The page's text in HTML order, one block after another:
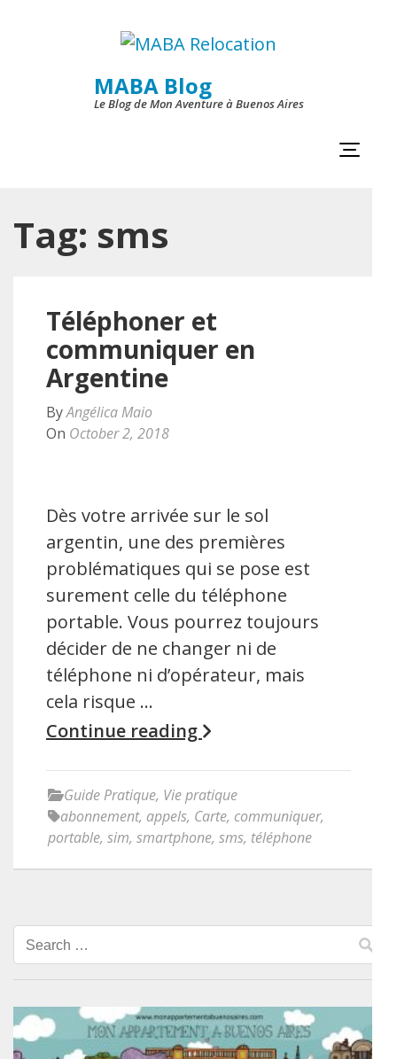
MABA Blog
Le Blog de Mon Aventure à Buenos Aires
Tag: sms
Téléphoner et
communiquer en
Argentine
ByAngélica Maio
On October 2, 2018
Dès votre arrivée sur le sol
argentin, une des premières
problématiques qui se pose est
surement celle du téléphone
portable. Vous pourrez toujours
décider de ne changer ni de
téléphone ni d’opérateur, mais
cela risque …
Continue reading
Guide Pratique, Vie pratique
abonnement, appels, Carte, communiquer,
portable, sim, smartphone, sms, téléphone
Search
for: